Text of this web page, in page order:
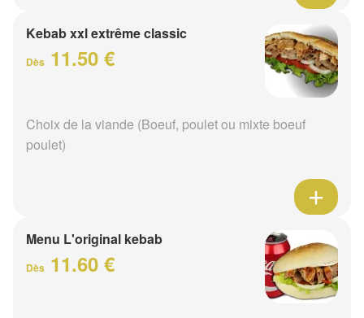
Kebab xxl extrême classic
Dès 11.50 €
Choix de la viande (Boeuf, poulet ou mixte boeuf
poulet)
Menu L'original kebab
Dès 11.60 €